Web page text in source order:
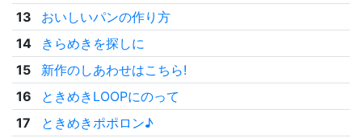
13
おいしいパンの作り方
14
きらめきを探しに
15
新作のしあわせはこちら!
16
ときめきLOOPにのって
17
ときめきポポロン♪